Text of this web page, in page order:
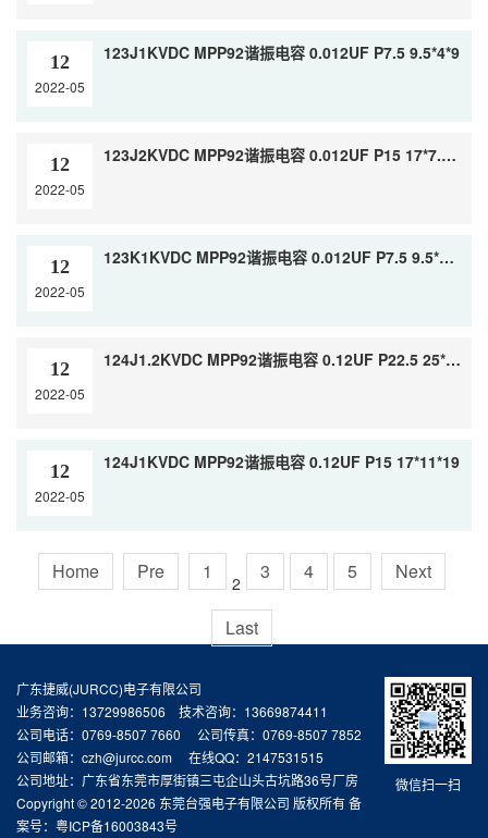
12
2022-05
123J1KVDC MPP92谐振电容 0.012UF P7.5 9.5*4*9
12
2022-05
123J2KVDC MPP92谐振电容 0.012UF P15 17*7.5*15.5
12
2022-05
123K1KVDC MPP92谐振电容 0.012UF P7.5 9.5*4*9
12
2022-05
124J1.2KVDC MPP92谐振电容 0.12UF P22.5 25*8*17.5
12
2022-05
124J1KVDC MPP92谐振电容 0.12UF P15 17*11*19
Home Pre 1 2 3 4 5 Next
Last
微信扫一扫
广东捷威(JURCC)电子有限公司
业务咨询：13729986506 技术咨询：13669874411
公司电话：0769-8507 7660 公司传真：0769-8507 7852
公司邮箱：czh@jurcc.com 在线QQ：2147531515
公司地址：广东省东莞市厚街镇三屯企山头古坑路36号厂房
Copyright © 2012-2026 东莞台强电子有限公司 版权所有 备
案号： 粤ICP备16003843号